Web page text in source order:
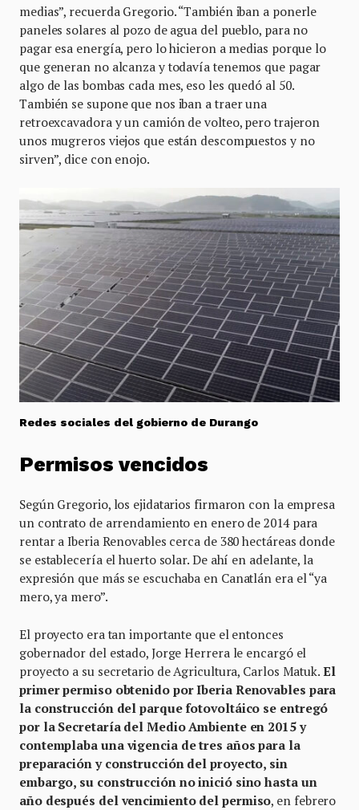
medias”, recuerda Gregorio. “También iban a ponerle
paneles solares al pozo de agua del pueblo, para no
pagar esa energía, pero lo hicieron a medias porque lo
que generan no alcanza y todavía tenemos que pagar
algo de las bombas cada mes, eso les quedó al 50.
También se supone que nos iban a traer una
retroexcavadora y un camión de volteo, pero trajeron
unos mugreros viejos que están descompuestos y no
sirven”, dice con enojo.
Redes sociales del gobierno de Durango
Permisos vencidos
Según Gregorio, los ejidatarios firmaron con la empresa
un contrato de arrendamiento en enero de 2014 para
rentar a Iberia Renovables cerca de 380 hectáreas donde
se establecería el huerto solar. De ahí en adelante, la
expresión que más se escuchaba en Canatlán era el “ya
mero, ya mero”.
El proyecto era tan importante que el entonces
gobernador del estado, Jorge Herrera le encargó el
proyecto a su secretario de Agricultura, Carlos Matuk. El
primer permiso obtenido por Iberia Renovables para
la construcción del parque fotovoltáico se entregó
por la Secretaría del Medio Ambiente en 2015 y
contemplaba una vigencia de tres años para la
preparación y construcción del proyecto, sin
embargo, su construcción no inició sino hasta un
año después del vencimiento del permiso, en febrero